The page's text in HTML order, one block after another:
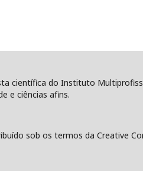
científica do Instituto
e ciências afins.
sob os termos da Creative